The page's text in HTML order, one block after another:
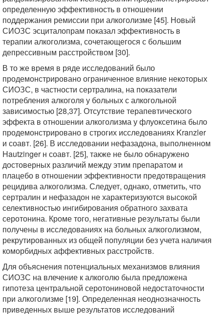
определенную эффективность в отношении
поддержания ремиссии при алкоголизме [45]. Новый
СИОЗС эсциталопрам показал эффективность в
терапии алкоголизма, сочетающегося с большим
депрессивным расстройством [30].
В то же время в ряде исследований было
продемонстрировано ограниченное влияние некоторых
СИОЗС, в частности сертралина, на показатели
потребления алкоголя у больных с алкогольной
зависимостью [28,37]. Отсутствие терапевтического
эффекта в отношении алкоголизма у флуоксетина было
продемонстрировано в строгих исследованиях Kranzler
и соавт. [26]. В исследовании нефазадона, выполненном
Hautzinger н соавт. [25], также не было обнаружено
достоверных различий между этим препаратом и
плацебо в отношении эффективности предотвращения
рецидива алкоголизма. Следует, однако, отметить, что
сертралин и нефазадон не характеризуются высокой
селективностью ингибирования обратного захвата
серотонина. Кроме того, негативные результаты были
получены в исследованиях на больных алкоголизмом,
рекрутированных из общей популяции без учета наличия
коморбидных аффективных расстройств.
Для объяснения потенциальных механизмов влияния
СИОЗС на влечение к алкоголю была предложена
гипотеза центральной серотониновой недостаточности
при алкоголизме [19]. Определенная неоднозначность
приведенных выше результатов исследований